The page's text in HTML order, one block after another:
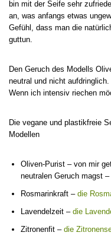
bin mit der Seife sehr
an, was anfangs etwas
Gefühl, dass man die
guttun.
Den Geruch des Modells
neutral und nicht
Wenn ich intensiv riechen
Die vegane und plastikfreie
Modellen
Oliven-Purist – von mir
neutralen Geruch magst –
Rosmarinkraft – die
Lavendelzeit – die
Zitronenfit – die